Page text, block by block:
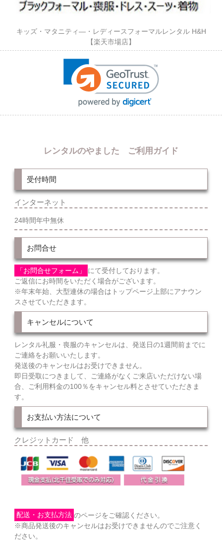
キッズ・マタニティ―・レディースフォーマルレンタル H&H
【楽天市場店】
レンタルのやました ご利用ガイド
受付時間
インターネット
24時間年中無休
お問合せ
「お問合せフォーム」
にて受付しております。
ご返信にお時間をいただく場合がございます。
※年末年始、大型連休の場合はトップページ上部にアナウン
スさせていただきます。
キャンセルについて
レンタル礼服・喪服のキャンセルは、発送日の1週間前までに
ご連絡をお願いいたします。
発送後のキャンセルはお受けできません。
即日受取につきまして、ご連絡がなくご来店いただけない場
合、ご利用料金の100％をキャンセル料とさせていただきま
す。
お支払い方法について
クレジットカード 他
配送・お支払方法 のページをご確認ください。
※商品発送後のキャンセルはお受けできませんのでご注意く
ださい。